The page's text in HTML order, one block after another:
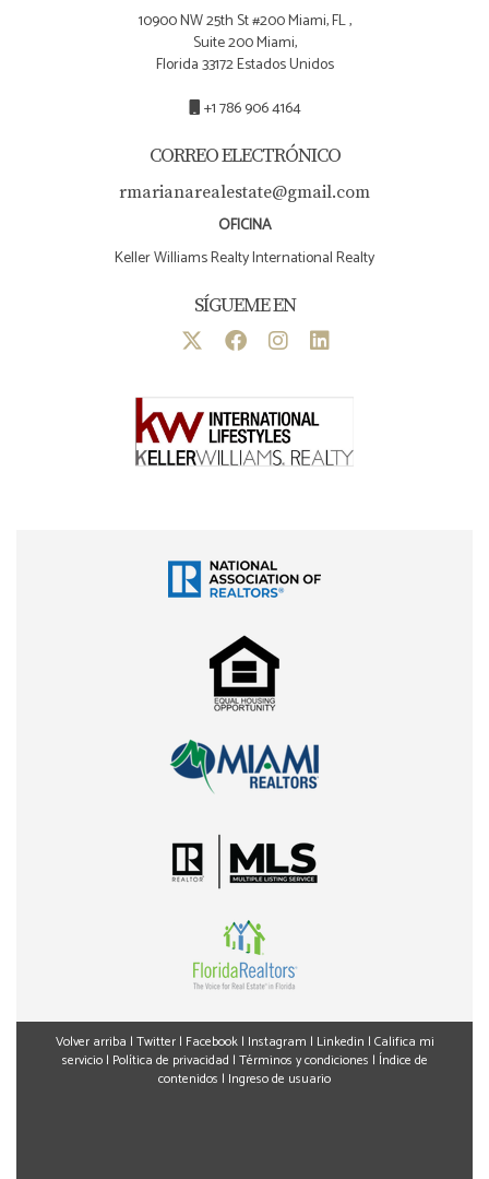
10900 NW 25th St #200 Miami, FL ,
Suite 200 Miami,
Florida 33172 Estados Unidos
+1 786 906 4164
CORREO ELECTRÓNICO
rmarianarealestate@gmail.com
OFICINA
Keller Williams Realty International Realty
SÍGUEME EN
Volver arriba | Twitter| Facebook| Instagram | Linkedin | Califica mi
servicio| Política de privacidad | Términos y condiciones | Índice de
contenidos | Ingreso de usuario